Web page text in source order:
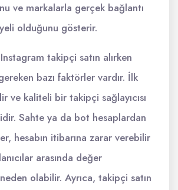
ve markalarla gerçek bağlantı
olduğunu gösterir.
takipçi satın alırken
bazı faktörler vardır. İlk
ve kaliteli bir takipçi sağlayıcısı
Sahte ya da bot hesaplardan
hesabın itibarına zarar verebilir
arasında değer
olabilir. Ayrıca, takipçi satın